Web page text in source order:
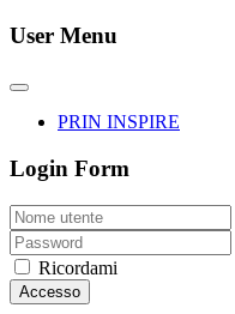
User Menu
PRIN INSPIRE
Login Form
Ricordami
Accesso